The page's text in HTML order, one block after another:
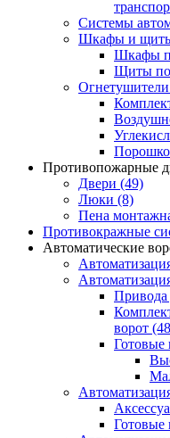
Системы
Шкафы и щиты
Шкафы
Щиты
Огнетушители
Противопожарные
Двери (49)
Люки (8)
Пена
Противокражные
Автоматические
Привода
ворот
Готовые
Готовые